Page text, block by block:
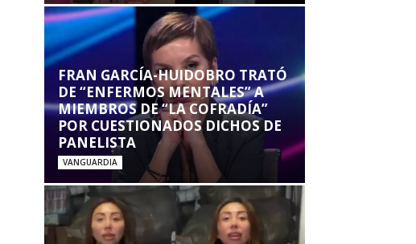
FRAN GARCÍA-HUIDOBRO TRATÓ
DE “ENFERMOS MENTALES” A
MIEMBROS DE “LA COFRADÍA”
POR CUESTIONADOS DICHOS DE
PANELISTA
VANGUARDIA